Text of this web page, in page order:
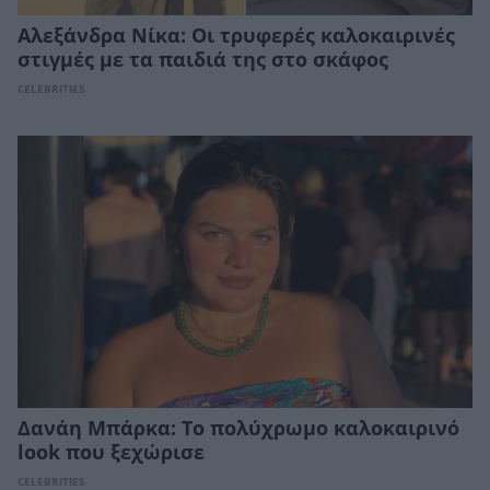
Αλεξάνδρα Νίκα: Οι τρυφερές καλοκαιρινές
στιγμές με τα παιδιά της στο σκάφος
CELEBRITIES
Δανάη Μπάρκα: Το πολύχρωμο καλοκαιρινό
look που ξεχώρισε
CELEBRITIES